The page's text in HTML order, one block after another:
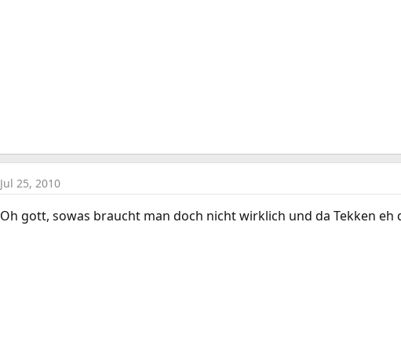
Jul 25, 2010
Oh gott, sowas braucht man doch nicht wirklich und da Tekken